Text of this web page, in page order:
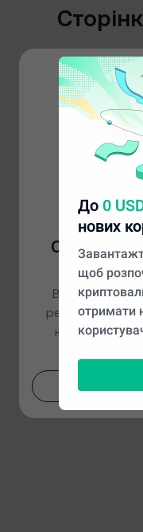
Ми не змогли
не хвилюйтеся –
До 0
нових
щоб
отримати
Схоже, ви
Виходячи з
рекомендуємо
кращого
Не зараз